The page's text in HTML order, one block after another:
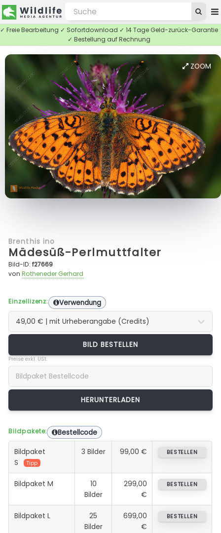
✓ Freie Bearbeitung ✓ Sofortdownload ✓ 14 Tage Geld-zurück-Garantie
✓ Bestellung auf Rechnung
ZOOM
Brenthis ino
Mädesüß-Perlmuttfalter
Bild-ID:f27669
vonRotheneder Gerhard
Einzellizenz: Verwendung
BILD BESTELLEN
Preise exkl. USt.
Bildpakete: Bestellcode
Bildpaket
S
Tipp
3 Bilder 99,00 € BESTELLEN
Bildpaket M
10
Bilder
299,00
€
BESTELLEN
Bildpaket L
25
Bilder
699,00
€
BESTELLEN